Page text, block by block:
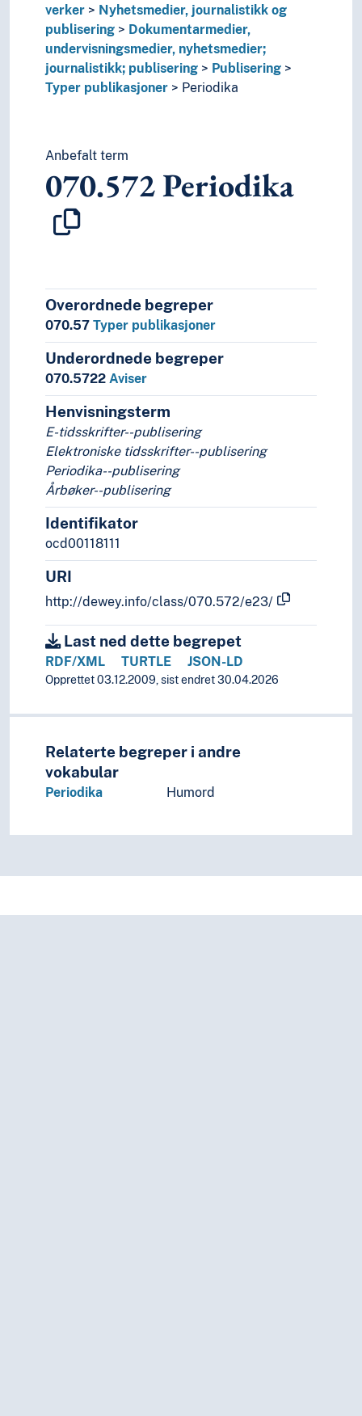
verker
Nyhetsmedier, journalistikk og
publisering
Dokumentarmedier,
undervisningsmedier, nyhetsmedier;
journalistikk; publisering
Publisering
Typer publikasjoner
Periodika
Anbefalt term
070.572Periodika
Overordnede begreper
070.57 Typer publikasjoner
Underordnede begreper
070.5722 Aviser
Henvisningsterm
E-tidsskrifter--publisering
Elektroniske tidsskrifter--publisering
Periodika--publisering
Årbøker--publisering
Identifikator
ocd00118111
URI
http://dewey.info/class/070.572/e23/
Last ned dette begrepet
RDF/XML TURTLE JSON-LD
Opprettet 03.12.2009, sist endret 30.04.2026
Relaterte begreper i andre
vokabular
Periodika Humord